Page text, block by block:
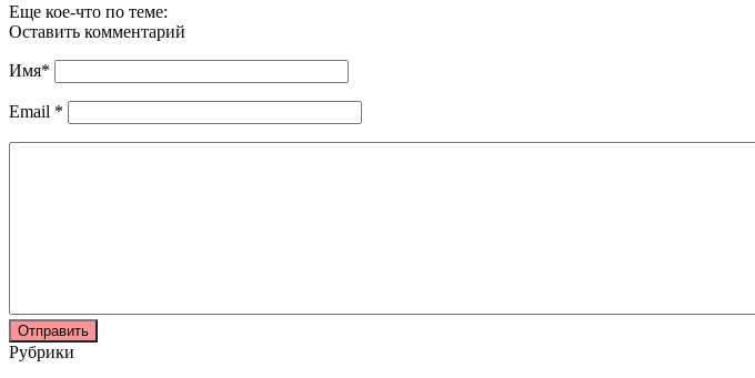
Еще кое-что по теме:
Оставить комментарий
Имя*
Email *
Рубрики